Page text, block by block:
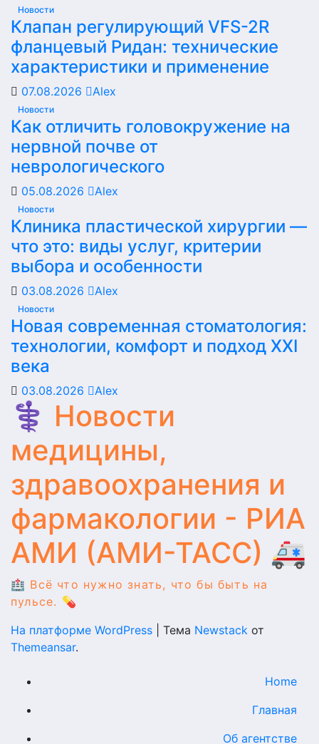
Новости
Клапан регулирующий VFS-2R
фланцевый Ридан: технические
характеристики и применение
07.08.2026 Alex
Новости
Как отличить головокружение на
нервной почве от
неврологического
05.08.2026 Alex
Новости
Клиника пластической хирургии —
что это: виды услуг, критерии
выбора и особенности
03.08.2026 Alex
Новости
Новая современная стоматология:
технологии, комфорт и подход XXI
века
03.08.2026 Alex
⚕️ Новости
медицины,
здравоохранения и
фармакологии - РИА
АМИ (АМИ-ТАСС) 🚑
🏥 Всё что нужно знать, что бы быть на
пульсе. 💊
На платформе WordPress
Тема Newstack от
Themeansar.
Home
Главная
Об агентстве